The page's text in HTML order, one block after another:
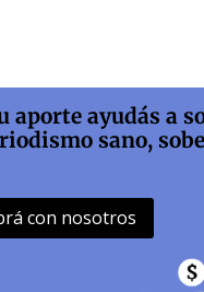
aporte ayudás a
sano,
con nosotros